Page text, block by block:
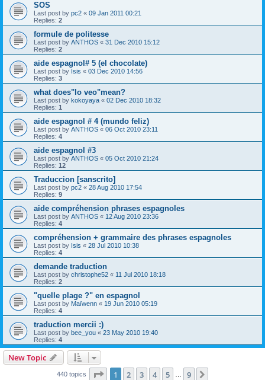
SOS
Last post by pc2 « 09 Jan 2011 00:21
Replies: 2
formule de politesse
Last post by ANTHOS « 31 Dec 2010 15:12
Replies: 2
aide espagnol# 5 (el chocolate)
Last post by Isis « 03 Dec 2010 14:56
Replies: 3
what does"lo veo"mean?
Last post by kokoyaya « 02 Dec 2010 18:32
Replies: 1
aide espagnol # 4 (mundo feliz)
Last post by ANTHOS « 06 Oct 2010 23:11
Replies: 4
aide espagnol #3
Last post by ANTHOS « 05 Oct 2010 21:24
Replies: 12
Traduccion [sanscrito]
Last post by pc2 « 28 Aug 2010 17:54
Replies: 9
aide compréhension phrases espagnoles
Last post by ANTHOS « 12 Aug 2010 23:36
Replies: 4
compréhension + grammaire des phrases espagnoles
Last post by Isis « 28 Jul 2010 10:38
Replies: 4
demande traduction
Last post by christophe52 « 11 Jul 2010 18:18
Replies: 2
"quelle plage ?" en espagnol
Last post by Maïwenn « 19 Jun 2010 05:19
Replies: 4
traduction mercii :)
Last post by bee_you « 23 May 2010 19:40
Replies: 4
New Topic
440 topics Page 1of 9
1 2 3 4 5 … 9